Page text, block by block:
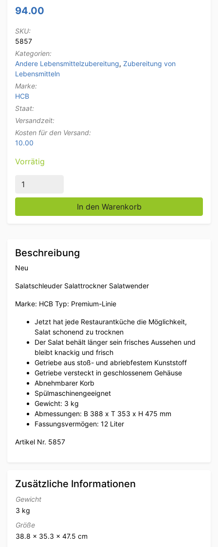
94.00
SKU:
5857
Kategorien:
Andere Lebensmittelzubereitung, Zubereitung von
Lebensmitteln
Marke:
HCB
Staat:
Versandzeit:
Kosten für den Versand:
10.00
Vorrätig
HCB Salatzentrifuge Salattrockner Salatschüttler
In den Warenkorb
Beschreibung
Neu
Salatschleuder Salattrockner Salatwender
Marke: HCB Typ: Premium-Linie
Jetzt hat jede Restaurantküche die Möglichkeit,
Salat schonend zu trocknen
Der Salat behält länger sein frisches Aussehen und
bleibt knackig und frisch
Getriebe aus stoß- und abriebfestem Kunststoff
Getriebe versteckt in geschlossenem Gehäuse
Abnehmbarer Korb
Spülmaschinengeeignet
Gewicht: 3 kg
Abmessungen: B 388 x T 353 x H 475 mm
Fassungsvermögen: 12 Liter
Artikel Nr. 5857
Zusätzliche Informationen
Gewicht
3 kg
Größe
38.8 × 35.3 × 47.5 cm